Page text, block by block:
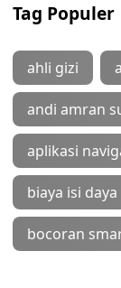
Tag Populer
ahli gizi
andi amran
aplikasi
biaya isi
bocoran